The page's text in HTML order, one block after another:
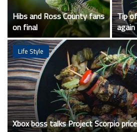
Life Style
Xbox boss talks Project Scorpio price
Hibs and Ross County fans
on final
Tip
again